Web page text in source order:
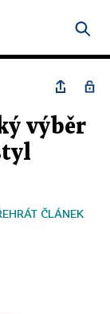
výběr
ČLÁNEK